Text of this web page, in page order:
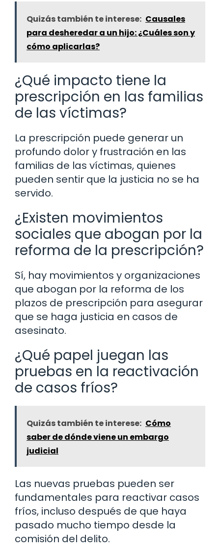
Quizás también te interese: Causales
para desheredar a un hijo: ¿Cuáles son y
cómo aplicarlas?
¿Qué impacto tiene la
prescripción en las familias
de las víctimas?
La prescripción puede generar un
profundo dolor y frustración en las
familias de las víctimas, quienes
pueden sentir que la justicia no se ha
servido.
¿Existen movimientos
sociales que abogan por la
reforma de la prescripción?
Sí, hay movimientos y organizaciones
que abogan por la reforma de los
plazos de prescripción para asegurar
que se haga justicia en casos de
asesinato.
¿Qué papel juegan las
pruebas en la reactivación
de casos fríos?
Quizás también te interese: Cómo
saber de dónde viene un embargo
judicial
Las nuevas pruebas pueden ser
fundamentales para reactivar casos
fríos, incluso después de que haya
pasado mucho tiempo desde la
comisión del delito.